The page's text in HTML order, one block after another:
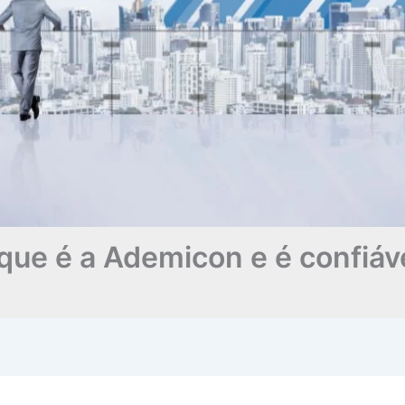
é a Ademicon e é